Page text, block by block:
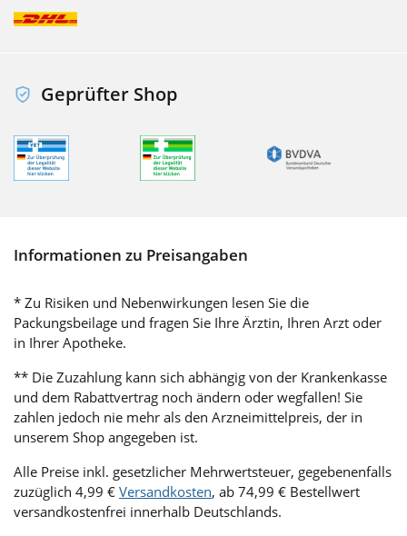
Geprüfter Shop
Informationen zu Preisangaben
* Zu Risiken und Nebenwirkungen lesen Sie die
Packungsbeilage und fragen Sie Ihre Ärztin, Ihren Arzt oder
in Ihrer Apotheke.
** Die Zuzahlung kann sich abhängig von der Krankenkasse
und dem Rabattvertrag noch ändern oder wegfallen! Sie
zahlen jedoch nie mehr als den Arzneimittelpreis, der in
unserem Shop angegeben ist.
Alle Preise inkl. gesetzlicher Mehrwertsteuer, gegebenenfalls
zuzüglich 4,99 € Versandkosten, ab 74,99 € Bestellwert
versandkostenfrei innerhalb Deutschlands.